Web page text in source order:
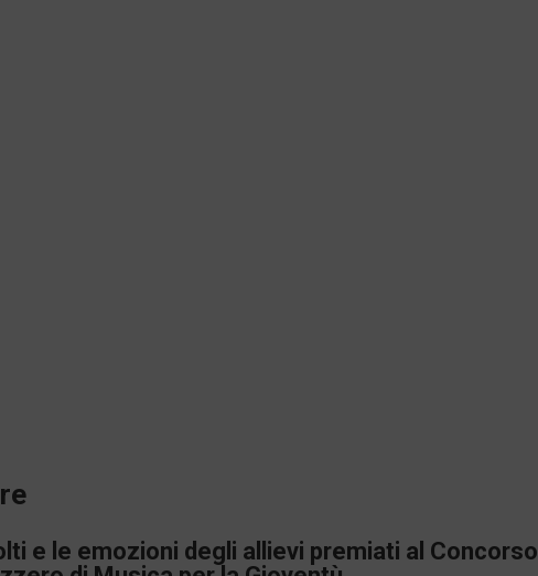
e le emozioni degli allievi premiati al Concorso